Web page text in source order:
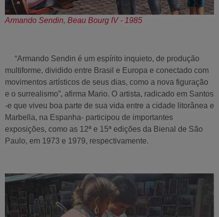
Armando Sendin, Beau Bourg IV - 1985
“Armando Sendin é um espírito inquieto, de produção
multiforme, dividido entre Brasil e Europa e conectado com
movimentos artísticos de seus dias, como a nova figuração
e o surrealismo”, afirma Mario. O artista, radicado em Santos
-e que viveu boa parte de sua vida entre a cidade litorânea e
Marbella, na Espanha- participou de importantes
exposições, como as 12ª e 15ª edições da Bienal de São
Paulo, em 1973 e 1979, respectivamente.